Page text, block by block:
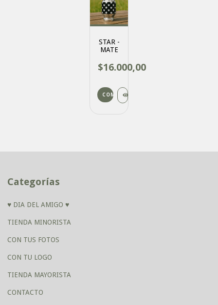
STAR -
MATE
$16.000,00
Categorías
♥ DIA DEL AMIGO ♥
TIENDA MINORISTA
CON TUS FOTOS
CON TU LOGO
TIENDA MAYORISTA
CONTACTO